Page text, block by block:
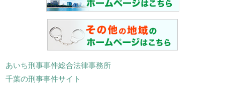
あいち刑事事件総合法律事務所
千葉の刑事事件サイト